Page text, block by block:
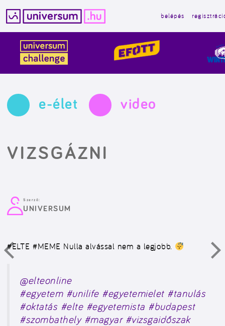
tartalomba
belépés
e-élet video
VIZSGÁZNI
Szerző:
UNIVERSUM
#ELTE #MEME Nulla alvással nem a legjobb.
@elteonline
#egyetem #unilife #egyetemielet #tanulás
#oktatás #elte #egyetemista #budapest
#szombathely #magyar #vizsgaidőszak